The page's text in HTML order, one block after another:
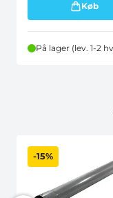
Køb
-15%